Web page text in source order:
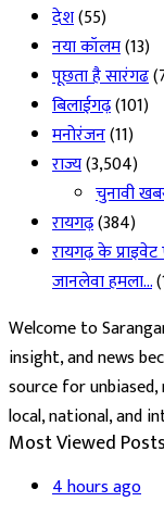
देश(55)
नया कॉलम(13)
पूछता है सारंगढ
बिलाईगढ़(101)
मनोरंजन(11)
राज्य(3,504)
चुनावी
रायगढ़(384)
रायगढ़ के
जानलेवा हमला…
Welcome to
insight, and news
source for
local, national, and
Most Viewed Posts
4 hours ago